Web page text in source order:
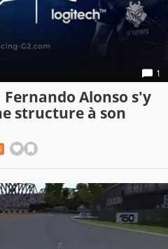
1
Fernando Alonso s'y
structure à son